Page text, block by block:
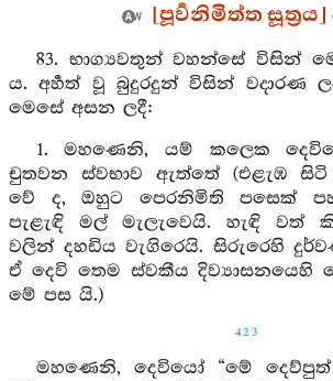
[පූර්‍වනිමිත්ත සූත්‍රය]
83. භාග්‍යවතුන් වහන්සේ විසින්
ය. අර්‍හත් වූ බුදුරදුන් විසින් වදාරණ
මෙසේ අසන ලදී:
1. මහණෙනි, යම් කලෙක
චුතවන ස්වභාව ඇත්තේ (එළැඹ
වේ ද, ඔහුට පෙරනිමිති පසෙක්
පැළැඳි මල් මැලැවෙයි. හැඳි වත්
වලින් දහඩිය වැගිරෙයි. සිරුරෙහි
ඒ දෙවි තෙම ස්වකීය
මේ පස යි.)
423
මහණෙනි, දෙවියෝ “මේ